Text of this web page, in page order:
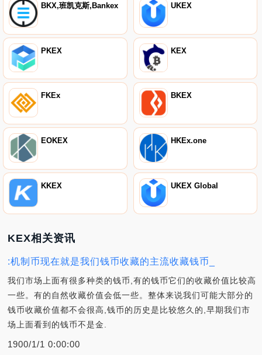
BKX,班凯克斯,Bankex UKEX
PKEX KEX
FKEx BKEX
EOKEX HKEx.one
KKEX UKEX Global
KEX相关资讯
:机制币现在就是我们钱币收藏的主流收藏钱币_
我们市场上面有很多种类的钱币,有的钱币它们的收藏价值比较高
一些。有的自然收藏价值会低一些。整体来说我们可能大部分的
钱币收藏价值都不会很高,钱币的历史是比较悠久的,早期我们市
场上面看到的钱币不是金.
1900/1/1 0:00:00